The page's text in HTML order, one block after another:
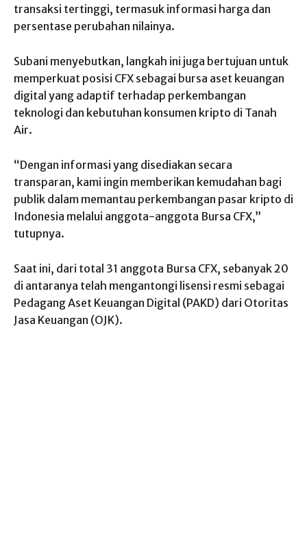
transaksi tertinggi, termasuk informasi harga dan
persentase perubahan nilainya.
Subani menyebutkan, langkah ini juga bertujuan untuk
memperkuat posisi CFX sebagai bursa aset keuangan
digital yang adaptif terhadap perkembangan
teknologi dan kebutuhan konsumen kripto di Tanah
Air.
“Dengan informasi yang disediakan secara
transparan, kami ingin memberikan kemudahan bagi
publik dalam memantau perkembangan pasar kripto di
Indonesia melalui anggota-anggota Bursa CFX,”
tutupnya.
Saat ini, dari total 31 anggota Bursa CFX, sebanyak 20
di antaranya telah mengantongi lisensi resmi sebagai
Pedagang Aset Keuangan Digital (PAKD) dari Otoritas
Jasa Keuangan (OJK).